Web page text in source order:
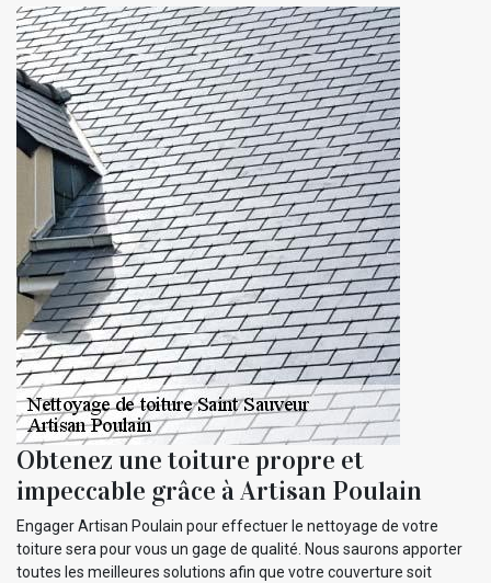
Obtenez une toiture propre et
impeccable grâce à Artisan Poulain
Engager Artisan Poulain pour effectuer le nettoyage de votre
toiture sera pour vous un gage de qualité. Nous saurons apporter
toutes les meilleures solutions afin que votre couverture soit